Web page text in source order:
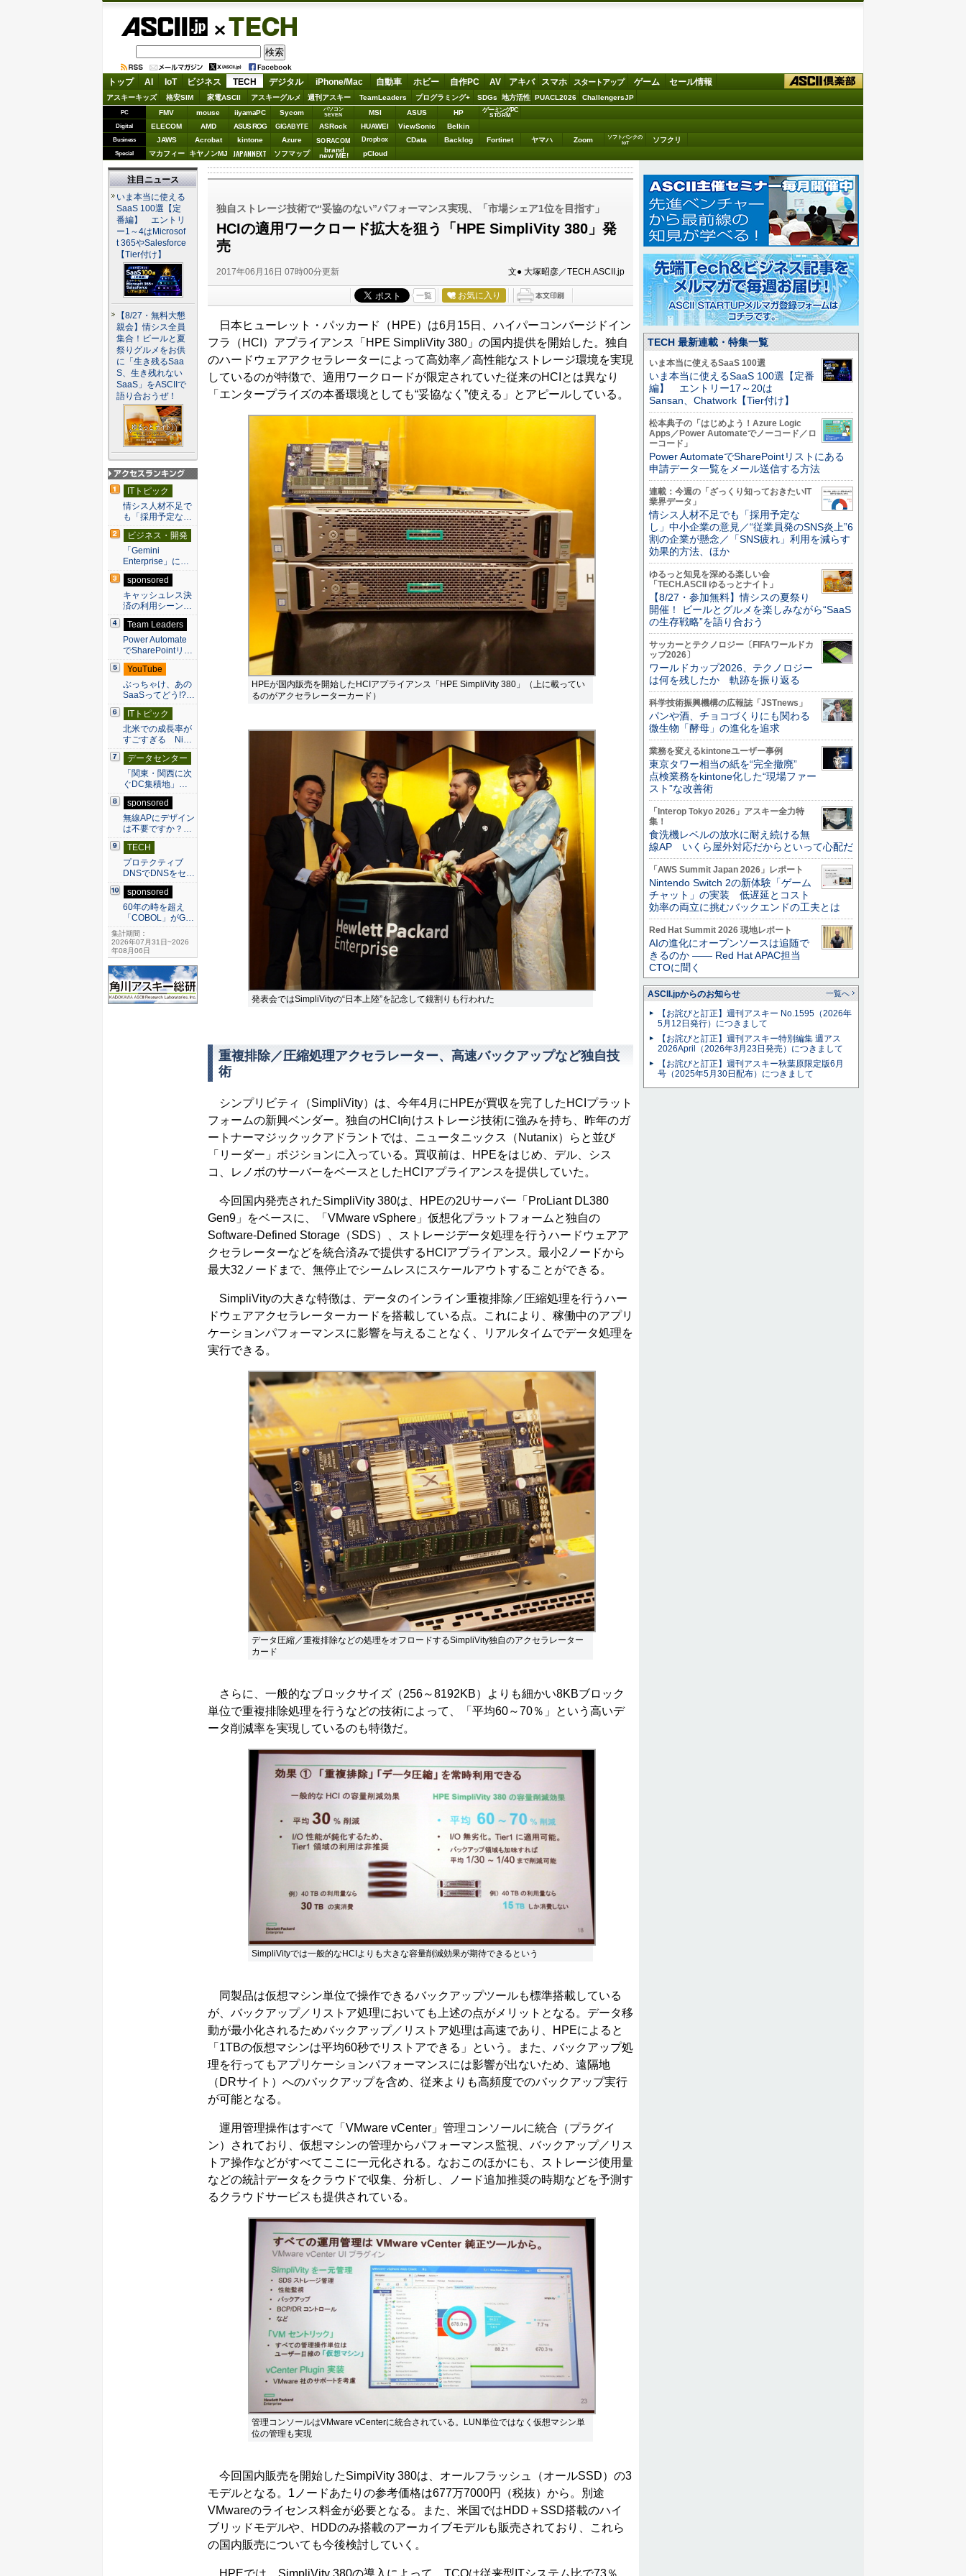
TECH
トップ AI IoT ビジネス TECH デジタル iPhone/Mac 自動車 ホビー 自作PC AV アキバ スマホ スタートアップ ゲーム セール情報
アスキーキッズ 格安SIM 家電ASCII アスキーグルメ 週刊アスキー TeamLeaders プログラミング+ SDGs 地方活性 PUACL2026 ChallengersJP
PC FMV mouse iiyamaPC Sycom
パソコン
SEVEN
MSI ASUS HP ゲーミングPC
STORM
Digital ELECOM AMD ASUS ROG GIGABYTE ASRock HUAWEI ViewSonic Belkin
Business JAWS Acrobat kintone Azure SORACOM Dropbox CData Backlog Fortinet ヤマハ Zoom
ソフトバンクの
IoT
ソフクリ
Special マカフィー キヤノンMJ JAPANNEXT ソフマップ brand
new ME! pCloud
独自ストレージ技術で“妥協のない”パフォーマンス実現、「市場シェア1位を目指す」
HCIの適用ワークロード拡大を狙う「HPE SimpliVity 380」発
売
2017年06月16日 07時00分更新 文● 大塚昭彦／TECH.ASCII.jp
一覧 お気に入り
日本ヒューレット・パッカード（HPE）は6月15日、ハイパーコンバージドイン
フラ（HCI）アプライアンス「HPE SimpliVity 380」の国内提供を開始した。独自
のハードウェアアクセラレーターによって高効率／高性能なストレージ環境を実現
しているのが特徴で、適用ワークロードが限定されていた従来のHCIとは異なり
「エンタープライズの本番環境としても“妥協なく”使える」とアピールしている。
HPEが国内販売を開始したHCIアプライアンス「HPE SimpliVity 380」（上に載ってい
るのがアクセラレーターカード）
発表会ではSimpliVityの“日本上陸”を記念して鏡割りも行われた
重複排除／圧縮処理アクセラレーター、高速バックアップなど独自技
術
シンプリビティ（SimpliVity）は、今年4月にHPEが買収を完了したHCIプラット
フォームの新興ベンダー。独自のHCI向けストレージ技術に強みを持ち、昨年のガ
ートナーマジックックアドラントでは、ニュータニックス（Nutanix）らと並び
「リーダー」ポジションに入っている。買収前は、HPEをはじめ、デル、シス
コ、レノボのサーバーをベースとしたHCIアプライアンスを提供していた。
今回国内発売されたSimpliVity 380は、HPEの2Uサーバー「ProLiant DL380
Gen9」をベースに、「VMware vSphere」仮想化プラットフォームと独自の
Software-Defined Storage（SDS）、ストレージデータ処理を行うハードウェアア
クセラレーターなどを統合済みで提供するHCIアプライアンス。最小2ノードから
最大32ノードまで、無停止でシームレスにスケールアウトすることができる。
SimpliVityの大きな特徴は、データのインライン重複排除／圧縮処理を行うハー
ドウェアアクセラレーターカードを搭載している点。これにより、稼働中のアプリ
ケーションパフォーマンスに影響を与えることなく、リアルタイムでデータ処理を
実行できる。
データ圧縮／重複排除などの処理をオフロードするSimpliVity独自のアクセラレーター
カード
さらに、一般的なブロックサイズ（256～8192KB）よりも細かい8KBブロック
単位で重複排除処理を行うなどの技術によって、「平均60～70％」という高いデ
ータ削減率を実現しているのも特徴だ。
SimpliVityでは一般的なHCIよりも大きな容量削減効果が期待できるという
同製品は仮想マシン単位で操作できるバックアップツールも標準搭載している
が、バックアップ／リストア処理においても上述の点がメリットとなる。データ移
動が最小化されるためバックアップ／リストア処理は高速であり、HPEによると
「1TBの仮想マシンは平均60秒でリストアできる」という。また、バックアップ処
理を行ってもアプリケーションパフォーマンスには影響が出ないため、遠隔地
（DRサイト）へのバックアップを含め、従来よりも高頻度でのバックアップ実行
が可能となる。
運用管理操作はすべて「VMware vCenter」管理コンソールに統合（プラグイ
ン）されており、仮想マシンの管理からパフォーマンス監視、バックアップ／リス
トア操作などがすべてここに一元化される。なおこのほかにも、ストレージ使用量
などの統計データをクラウドで収集、分析し、ノード追加推奨の時期などを予測す
るクラウドサービスも提供されている。
管理コンソールはVMware vCenterに統合されている。LUN単位ではなく仮想マシン単
位の管理も実現
今回国内販売を開始したSimpiVity 380は、オールフラッシュ（オールSSD）の3
モデルとなる。1ノードあたりの参考価格は677万7000円（税抜）から。別途
VMwareのライセンス料金が必要となる。また、米国ではHDD＋SSD搭載のハイ
ブリッドモデルや、HDDのみ搭載のアーカイブモデルも販売されており、これら
の国内販売についても今後検討していく。
注目ニュース
いま本当に使える
SaaS 100選【定
番編】 エントリ
ー1～4はMicrosof
t 365やSalesforce
【Tier付け】
【8/27・無料大懇
親会】情シス全員
集合！ビールと夏
祭りグルメをお供
に「生き残るSaa
S、生き残れない
SaaS」をASCIIで
語り合おうぜ！
アクセスランキン
グ
ITトピック
情シス人材不足で
も「採用予定な…
ビジネス・開発
「Gemini
Enterprise」に…
sponsored
キャッシュレス決
済の利用シーン…
Team Leaders
Power Automate
でSharePointリ…
YouTube
ぶっちゃけ、あの
SaaSってどう!?…
ITトピック
北米での成長率が
すごすぎる Ni…
データセンター
「関東・関西に次
ぐDC集積地」…
sponsored
無線APにデザイン
は不要ですか？…
TECH
プロテクティブ
DNSでDNSをセ…
sponsored
60年の時を超え
「COBOL」がG…
集計期間：
2026年07月31日~2026
年08月06日
TECH 最新連載・特集一覧
いま本当に使えるSaaS 100選
いま本当に使えるSaaS 100選【定番
編】 エントリー17～20は
Sansan、Chatwork【Tier付け】
松本典子の「はじめよう！Azure Logic
Apps／Power Automateでノーコード／ロ
ーコード」
Power AutomateでSharePointリストにある
申請データ一覧をメール送信する方法
連載：今週の「ざっくり知っておきたいIT
業界データ」
情シス人材不足でも「採用予定な
し」中小企業の意見／“従業員発のSNS炎上”6
割の企業が懸念／「SNS疲れ」利用を減らす
効果的方法、ほか
ゆるっと知見を深める楽しい会
「TECH.ASCII ゆるっとナイト」
【8/27・参加無料】情シスの夏祭り
開催！ ビールとグルメを楽しみながら“SaaS
の生存戦略”を語り合おう
サッカーとテクノロジー〔FIFAワールドカ
ップ2026〕
ワールドカップ2026、テクノロジー
は何を残したか 軌跡を振り返る
科学技術振興機構の広報誌「JSTnews」
パンや酒、チョコづくりにも関わる
微生物「酵母」の進化を追求
業務を変えるkintoneユーザー事例
東京タワー相当の紙を“完全撤廃”
点検業務をkintone化した“現場ファー
スト”な改善術
「Interop Tokyo 2026」アスキー全力特
集！
食洗機レベルの放水に耐え続ける無
線AP いくら屋外対応だからといって心配だ
「AWS Summit Japan 2026」レポート
Nintendo Switch 2の新体験「ゲーム
チャット」の実装 低遅延とコスト
効率の両立に挑むバックエンドの工夫とは
Red Hat Summit 2026 現地レポート
AIの進化にオープンソースは追随で
きるのか ―― Red Hat APAC担当
CTOに聞く
ASCII.jpからのお知らせ 一覧へ
【お詫びと訂正】週刊アスキー No.1595（2026年
5月12日発行）につきまして
【お詫びと訂正】週刊アスキー特別編集 週アス
2026April（2026年3月23日発売）につきまして
【お詫びと訂正】週刊アスキー秋葉原限定版6月
号（2025年5月30日配布）につきまして